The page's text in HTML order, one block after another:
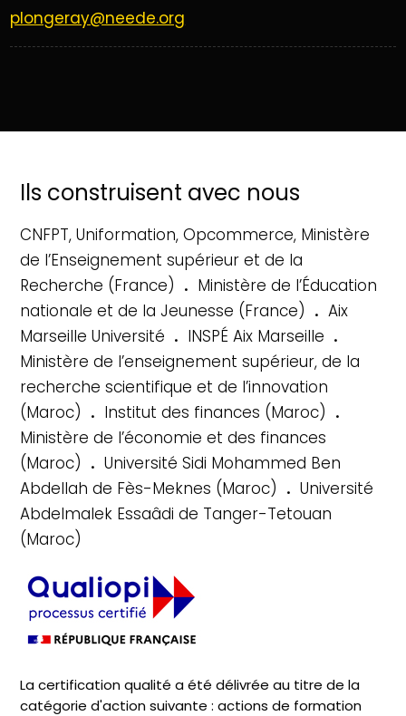
plongeray@neede.org
Ils construisent avec nous
CNFPT, Uniformation, Opcommerce, Ministère
de l’Enseignement supérieur et de la
Recherche (France).Ministère de l’Éducation
nationale et de la Jeunesse (France).Aix
Marseille Université.INSPÉ Aix Marseille .
Ministère de l’enseignement supérieur, de la
recherche scientifique et de l’innovation
(Maroc). Institut des finances (Maroc).
Ministère de l’économie et des finances
(Maroc).Université Sidi Mohammed Ben
Abdellah de Fès-Meknes (Maroc).Université
Abdelmalek Essaâdi de Tanger-Tetouan
(Maroc)
La certification qualité a été délivrée au titre de la
catégorie d'action suivante : actions de formation